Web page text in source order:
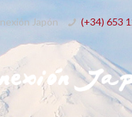
Japón (+34) 653